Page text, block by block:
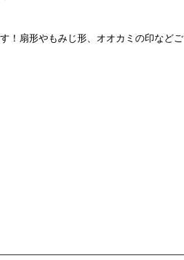
！扇形やもみじ形、オオカミの印などご